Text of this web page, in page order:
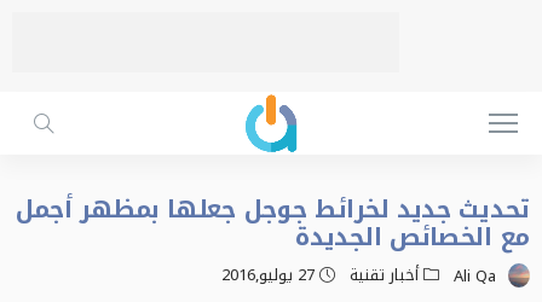
تحديث جديد لخرائط جوجل جعلها بمظهر أجمل
مع الخصائص الجديدة
Ali Qa أخبار تقنية 27 يوليو,2016